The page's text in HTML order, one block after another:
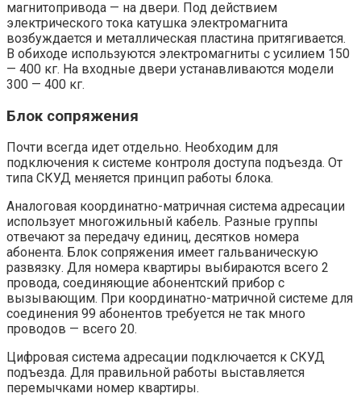
магнитопривода — на двери. Под действием
электрического тока катушка электромагнита
возбуждается и металлическая пластина притягивается.
В обиходе используются электромагниты с усилием 150
— 400 кг. На входные двери устанавливаются модели
300 — 400 кг.
Блок сопряжения
Почти всегда идет отдельно. Необходим для
подключения к системе контроля доступа подъезда. От
типа СКУД меняется принцип работы блока.
Аналоговая координатно-матричная система адресации
использует многожильный кабель. Разные группы
отвечают за передачу единиц, десятков номера
абонента. Блок сопряжения имеет гальваническую
развязку. Для номера квартиры выбираются всего 2
провода, соединяющие абонентский прибор с
вызывающим. При координатно-матричной системе для
соединения 99 абонентов требуется не так много
проводов — всего 20.
Цифровая система адресации подключается к СКУД
подъезда. Для правильной работы выставляется
перемычками номер квартиры.